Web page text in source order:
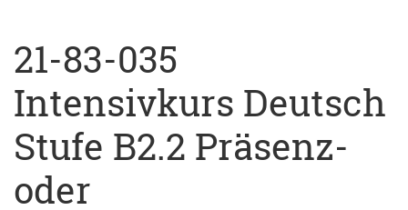
21-83-035
Intensivkurs Deutsch
Stufe B2.2 Präsenz-
oder